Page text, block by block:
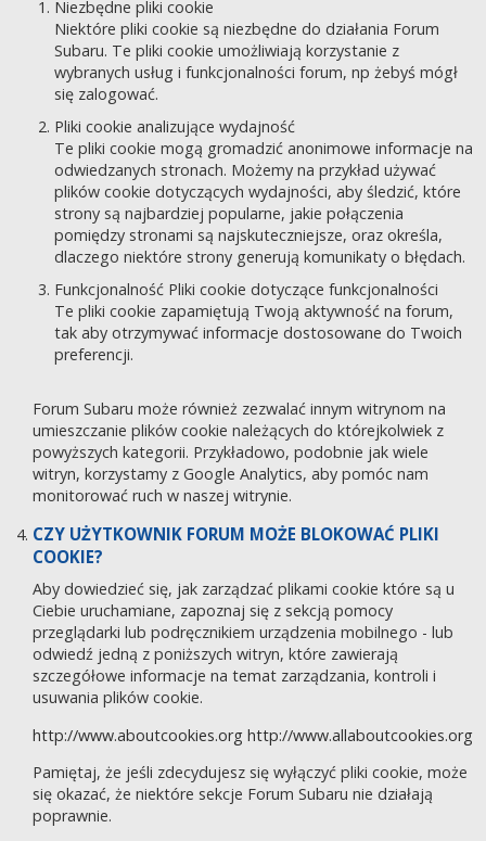
Niezbędne pliki cookie
Niektóre pliki cookie są niezbędne do działania Forum
Subaru. Te pliki cookie umożliwiają korzystanie z
wybranych usług i funkcjonalności forum, np żebyś mógł
się zalogować.
Pliki cookie analizujące wydajność
Te pliki cookie mogą gromadzić anonimowe informacje na
odwiedzanych stronach. Możemy na przykład używać
plików cookie dotyczących wydajności, aby śledzić, które
strony są najbardziej popularne, jakie połączenia
pomiędzy stronami są najskuteczniejsze, oraz określa,
dlaczego niektóre strony generują komunikaty o błędach.
Funkcjonalność Pliki cookie dotyczące funkcjonalności
Te pliki cookie zapamiętują Twoją aktywność na forum,
tak aby otrzymywać informacje dostosowane do Twoich
preferencji.
Forum Subaru może również zezwalać innym witrynom na
umieszczanie plików cookie należących do którejkolwiek z
powyższych kategorii. Przykładowo, podobnie jak wiele
witryn, korzystamy z Google Analytics, aby pomóc nam
monitorować ruch w naszej witrynie.
CZY UŻYTKOWNIK FORUM MOŻE BLOKOWAĆ PLIKI
COOKIE?
Aby dowiedzieć się, jak zarządzać plikami cookie które są u
Ciebie uruchamiane, zapoznaj się z sekcją pomocy
przeglądarki lub podręcznikiem urządzenia mobilnego - lub
odwiedź jedną z poniższych witryn, które zawierają
szczegółowe informacje na temat zarządzania, kontroli i
usuwania plików cookie.
http://www.aboutcookies.org http://www.allaboutcookies.org
Pamiętaj, że jeśli zdecydujesz się wyłączyć pliki cookie, może
się okazać, że niektóre sekcje Forum Subaru nie działają
poprawnie.